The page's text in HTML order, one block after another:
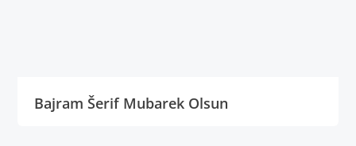
Bajram Šerif Mubarek Olsun